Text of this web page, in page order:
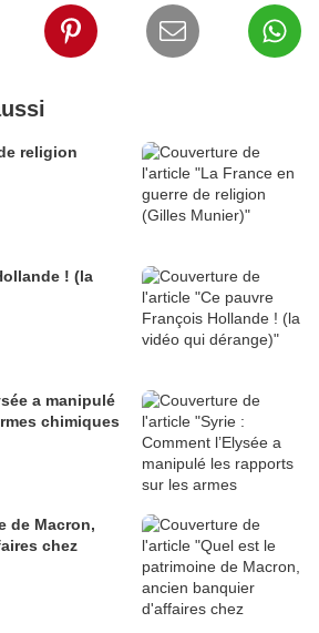
religion
! (la
a manipulé
chimiques
de Macron,
chez